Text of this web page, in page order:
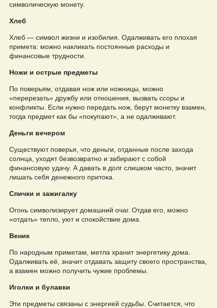
символическую монету.
Хлеб
Хлеб — символ жизни и изобилия. Одалживать его плохая
примета: можно накликать постоянные расходы и
финансовые трудности.
Ножи и острые предметы
По поверьям, отдавая нож или ножницы, можно
«перерезать» дружбу или отношения, вызвать ссоры и
конфликты. Если нужно передать нож, берут монетку взамен,
тогда предмет как бы «покупают», а не одалживают.
Деньги вечером
Существуют поверья, что деньги, отданные после захода
солнца, уходят безвозвратно и забирают с собой
финансовую удачу. А давать в долг слишком часто, значит
лишать себя денежного притока.
Спички и зажигалку
Огонь символизирует домашний очаг. Отдав его, можно
«отдать» тепло, уют и спокойствие дома.
Веник
По народным приметам, метла хранит энергетику дома.
Одалживать её, значит отдавать защиту своего пространства,
а взамен можно получить чужие проблемы.
Иголки и булавки
Эти предметы связаны с энергией судьбы. Считается, что